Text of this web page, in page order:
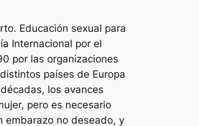
Educación sexual para
Internacional por el
por las organizaciones
países de Europa
los avances
pero es necesario
embarazo no deseado, y